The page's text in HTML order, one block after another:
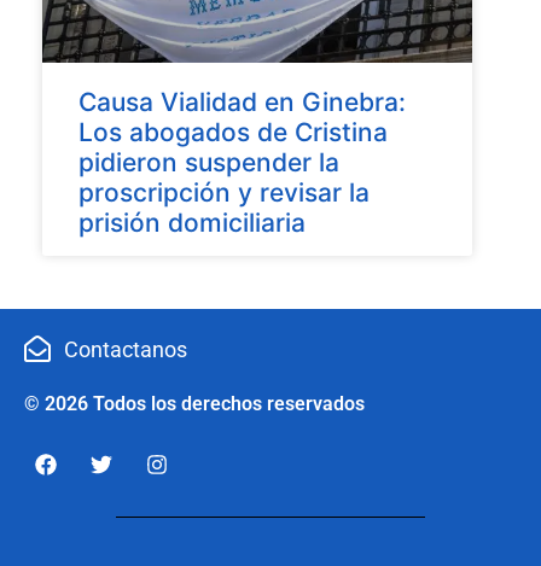
Causa Vialidad en Ginebra:
Los abogados de Cristina
pidieron suspender la
proscripción y revisar la
prisión domiciliaria
Contactanos
© 2026 Todos los derechos reservados